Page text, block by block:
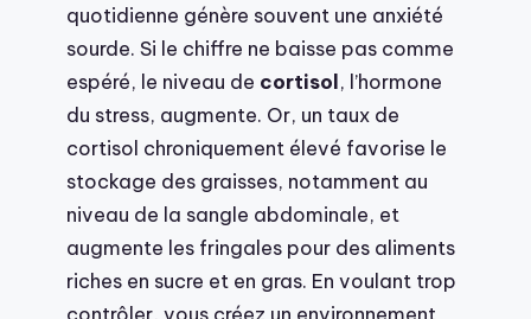
quotidienne génère souvent une anxiété
sourde. Si le chiffre ne baisse pas comme
espéré, le niveau de cortisol, l’hormone
du stress, augmente. Or, un taux de
cortisol chroniquement élevé favorise le
stockage des graisses, notamment au
niveau de la sangle abdominale, et
augmente les fringales pour des aliments
riches en sucre et en gras. En voulant trop
contrôler, vous créez un environnement